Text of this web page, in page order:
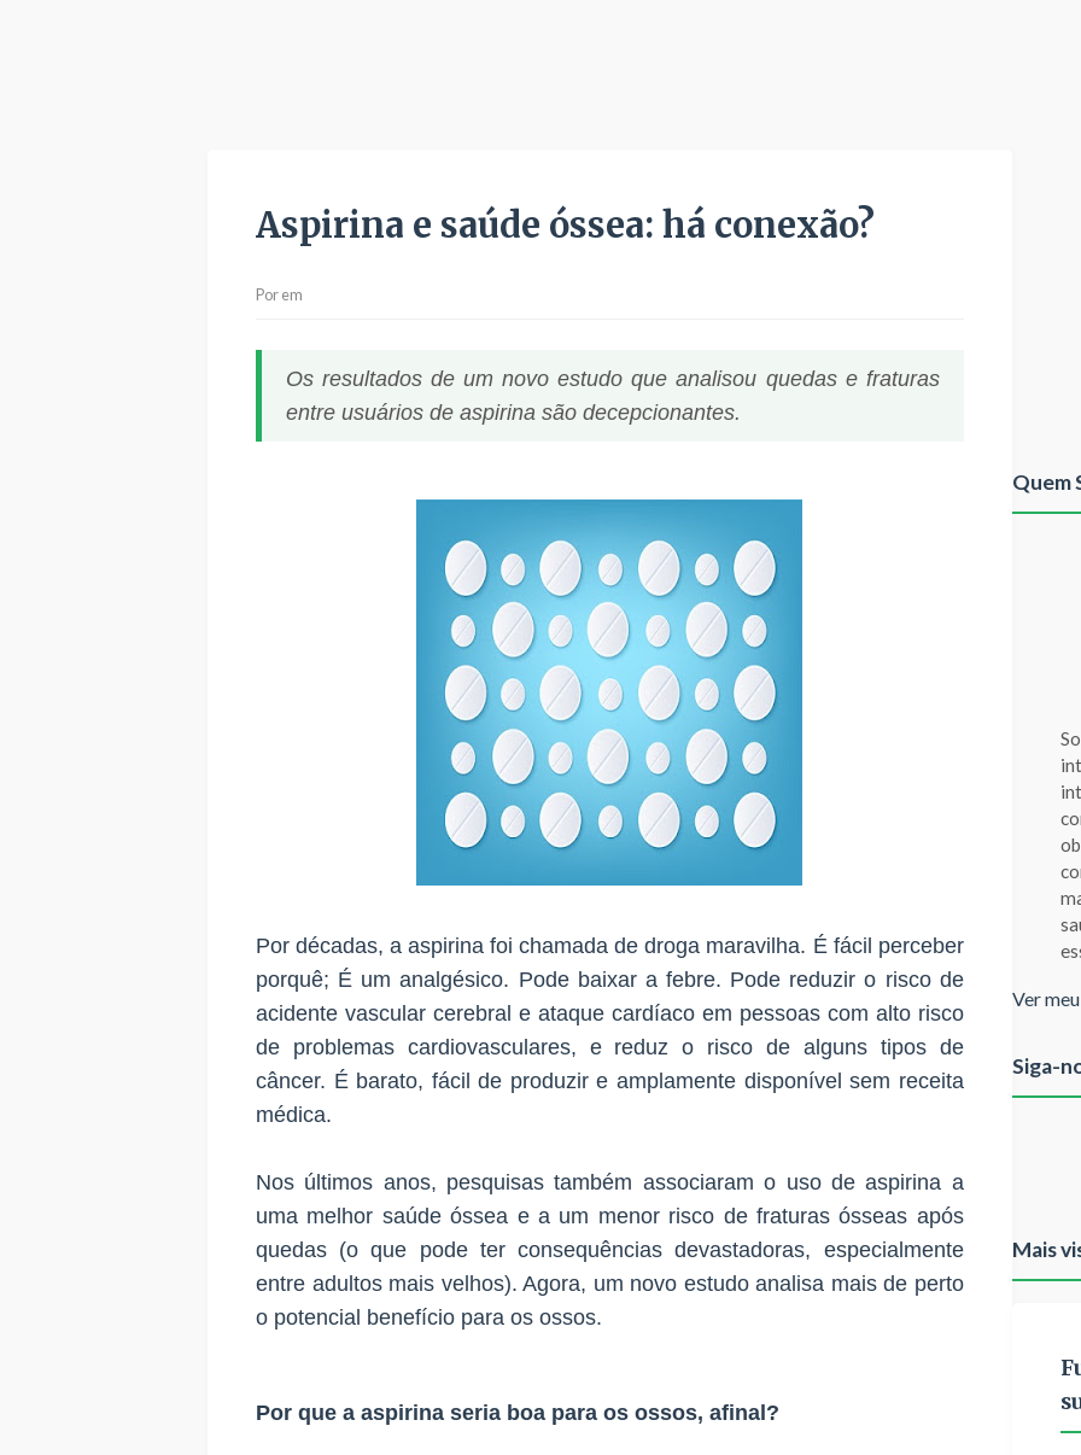
Aspirina e saúde óssea: há conexão?
Porem
Os resultados de um novo estudo que analisou quedas e fraturas
entre usuários de aspirina são decepcionantes.
Por décadas, a aspirina foi chamada de droga maravilha. É fácil perceber
porquê; É um analgésico. Pode baixar a febre. Pode reduzir o risco de
acidente vascular cerebral e ataque cardíaco em pessoas com alto risco
de problemas cardiovasculares, e reduz o risco de alguns tipos de
câncer. É barato, fácil de produzir e amplamente disponível sem receita
médica.
Nos últimos anos, pesquisas também associaram o uso de aspirina a
uma melhor saúde óssea e a um menor risco de fraturas ósseas após
quedas (o que pode ter consequências devastadoras, especialmente
entre adultos mais velhos). Agora, um novo estudo analisa mais de perto
o potencial benefício para os ossos.
Por que a aspirina seria boa para os ossos, afinal?
Quem
Ver
Siga-
Mais